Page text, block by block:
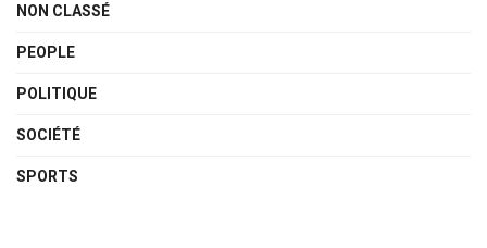
NON CLASSÉ
PEOPLE
POLITIQUE
SOCIÉTÉ
SPORTS